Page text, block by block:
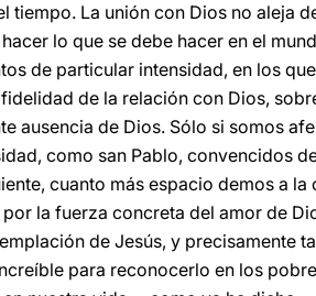
tiempo. La unión con Dios no aleja
lo que se debe hacer en el
de particular intensidad, en los
de la relación con Dios,
ausencia de Dios. Sólo si somos
como san Pablo, convencidos
cuanto más espacio demos a
la fuerza concreta del amor de
de Jesús, y precisamente
para reconocerlo en los